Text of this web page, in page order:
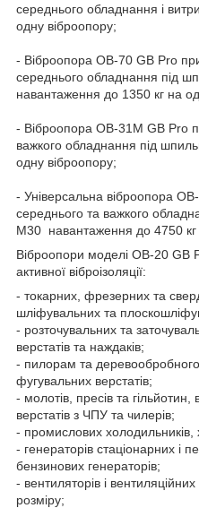
середнього обладнання і
одну віброопору;
- Віброопора ОВ-70 GB Pro
середнього обладнання під
навантаження до 1350 кг на
- Віброопора ОВ-31М GB Pro
важкого обладнання під
одну віброопору;
- Універсальна віброопора
середнього та важкого
М30 навантаження до 4750 кг
Віброопори моделі ОВ-20 GB
активної віброізоляції:
- токарних, фрезерних та
шліфувальних та
- розточувальних та
верстатів та наждаків;
- пилорам та
фугувальних верстатів;
- молотів, пресів та гільйотин,
верстатів з ЧПУ та чилерів;
- промислових холодильників,
- генераторів стаціонарних і
бензинових генераторів;
- вентиляторів і вентиляційних
розміру;